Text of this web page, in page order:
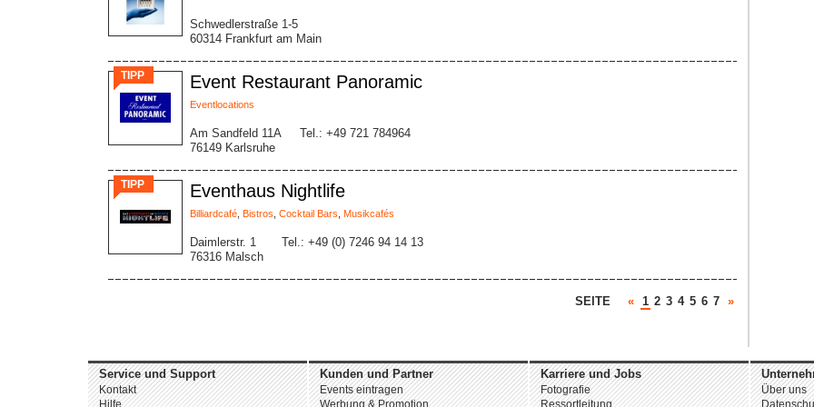
Schwedlerstraße 1-5
60314 Frankfurt am Main
TIPP Event Restaurant Panoramic
Eventlocations
Am Sandfeld 11A
76149 Karlsruhe
Tel.: +49 721 784964
TIPP Eventhaus Nightlife
Billiardcafé Bistros Cocktail Bars Musikcafés
Daimlerstr. 1
76316 Malsch
Tel.: +49 (0) 7246 94 14 13
SEITE « 1 2 3 4 5 6 7 »
Service und Support
Kontakt
Hilfe
Kunden und Partner
Events eintragen
Werbung & Promotion
Karriere und Jobs
Fotografie
Ressortleitung
Über uns